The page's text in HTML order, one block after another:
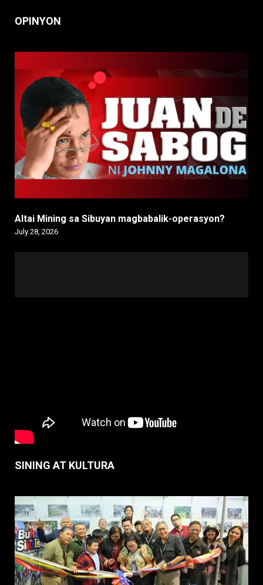
OPINYON
Altai Mining sa Sibuyan magbabalik-operasyon?
July 28, 2026
SINING AT KULTURA